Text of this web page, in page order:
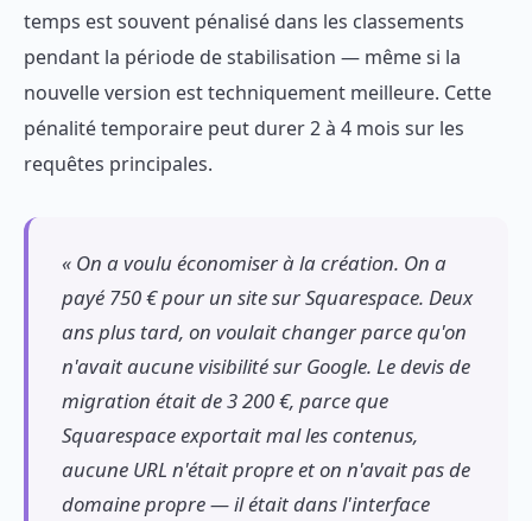
temps est souvent pénalisé dans les classements
pendant la période de stabilisation — même si la
nouvelle version est techniquement meilleure. Cette
pénalité temporaire peut durer 2 à 4 mois sur les
requêtes principales.
« On a voulu économiser à la création. On a
payé 750 € pour un site sur Squarespace. Deux
ans plus tard, on voulait changer parce qu'on
n'avait aucune visibilité sur Google. Le devis de
migration était de 3 200 €, parce que
Squarespace exportait mal les contenus,
aucune URL n'était propre et on n'avait pas de
domaine propre — il était dans l'interface